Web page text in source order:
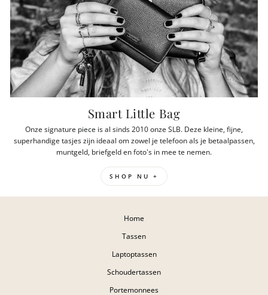
Smart Little Bag
Onze signature piece is al sinds 2010 onze SLB. Deze kleine, fijne,
superhandige tasjes zijn ideaal om zowel je telefoon als je betaalpassen,
muntgeld, briefgeld en foto's in mee te nemen.
SHOP NU +
Home
Tassen
Laptoptassen
Schoudertassen
Portemonnees